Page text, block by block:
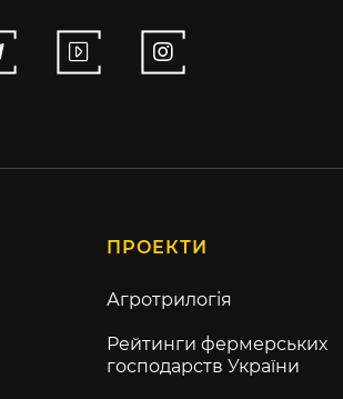
ПРОЕКТИ
Агротрилогія
Рейтинги фермерських
господарств України